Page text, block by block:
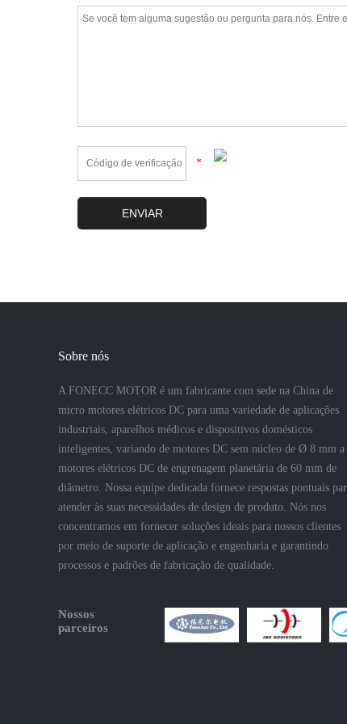
*
Sobre nós
A FONECC MOTOR é um fabricante com sede na China de
micro motores elétricos DC para uma variedade de aplicações
industriais, aparelhos médicos e dispositivos domésticos
inteligentes, variando de motores DC sem núcleo de Ø 8 mm a
motores elétricos DC de engrenagem planetária de 60 mm de
diâmetro. Nossa equipe dedicada fornece respostas pontuais
atender às suas necessidades de design de produto. Nós nos
concentramos em fornecer soluções ideais para nossos clientes
por meio de suporte de aplicação e engenharia e garantindo
processos e padrões de fabricação de qualidade.
Nossos
parceiros